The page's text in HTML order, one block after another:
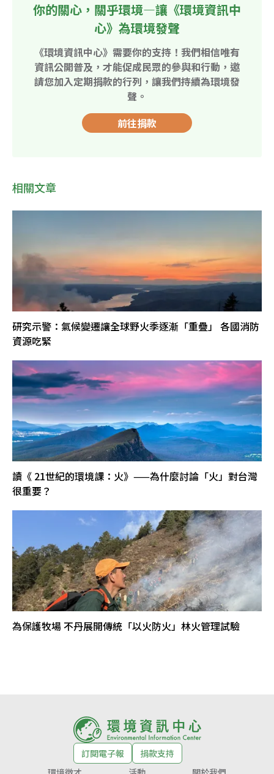
你的關心，關乎環境—讓《環境資訊中
心》為環境發聲
《環境資訊中心》需要你的支持！我們相信唯有
資訊公開普及，才能促成民眾的參與和行動，邀
請您加入定期捐款的行列，讓我們持續為環境發
聲。
前往捐款
相關文章
研究示警：氣候變遷讓全球野火季逐漸「重疊」 各國消防
資源吃緊
讀《 21世紀的環境課：火》——為什麼討論「火」對台灣
很重要？
為保護牧場 不丹展開傳統「以火防火」林火管理試驗
訂閱電子報
捐款支持